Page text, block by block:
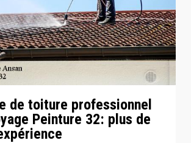
de toiture professionnel
Peinture 32: plus de